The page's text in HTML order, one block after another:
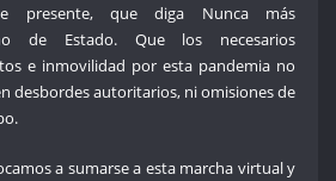
presente, que diga Nunca más
de Estado. Que los necesarios
e inmovilidad por esta pandemia no
desbordes autoritarios, ni omisiones de
a sumarse a esta marcha virtual y